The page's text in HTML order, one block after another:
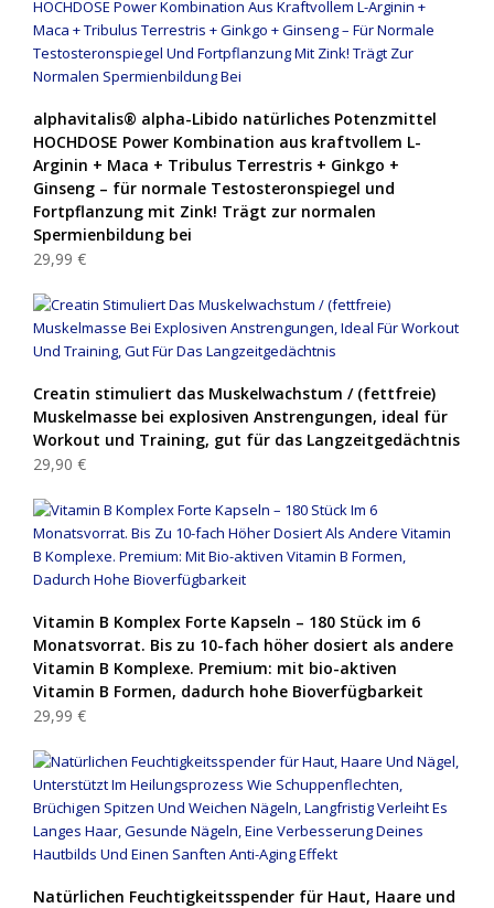
alphavitalis® alpha-Libido natürliches Potenzmittel
HOCHDOSE Power Kombination aus kraftvollem L-
Arginin + Maca + Tribulus Terrestris + Ginkgo +
Ginseng – für normale Testosteronspiegel und
Fortpflanzung mit Zink! Trägt zur normalen
Spermienbildung bei
29,99 €
Creatin stimuliert das Muskelwachstum / (fettfreie)
Muskelmasse bei explosiven Anstrengungen, ideal für
Workout und Training, gut für das Langzeitgedächtnis
29,90 €
Vitamin B Komplex Forte Kapseln – 180 Stück im 6
Monatsvorrat. Bis zu 10-fach höher dosiert als andere
Vitamin B Komplexe. Premium: mit bio-aktiven
Vitamin B Formen, dadurch hohe Bioverfügbarkeit
29,99 €
Natürlichen Feuchtigkeitsspender für Haut, Haare und